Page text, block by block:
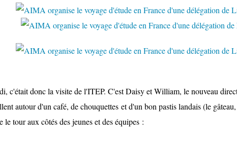
c'était donc la visite de l'ITEP. C'est Daisy et William, le nouveau
autour d'un café, de chouquettes et d'un bon pastis landais (le
le tour aux côtés des jeunes et des équipes :